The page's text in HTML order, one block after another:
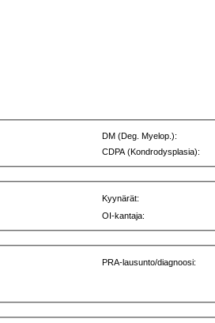
DM (Deg. Myelop.):
CDPA (Kondrodysplasia):
Kyynärät:
OI-kantaja:
PRA-lausunto/diagnoosi: